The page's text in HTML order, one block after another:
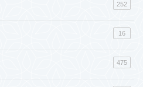
252
16
475